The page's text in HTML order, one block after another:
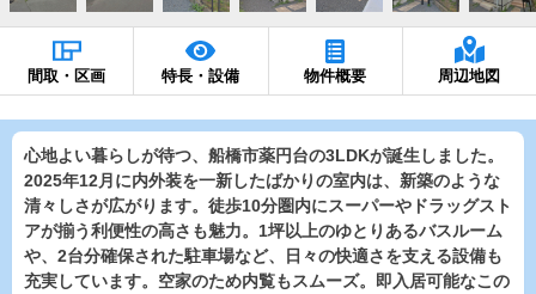
間取・区画 特長・設備 物件概要 周辺地図
心地よい暮らしが待つ、船橋市薬円台の3LDKが誕生しました。
2025年12月に内外装を一新したばかりの室内は、新築のような
清々しさが広がります。徒歩10分圏内にスーパーやドラッグスト
アが揃う利便性の高さも魅力。1坪以上のゆとりあるバスルーム
や、2台分確保された駐車場など、日々の快適さを支える設備も
充実しています。空家のため内覧もスムーズ。即入居可能なこの